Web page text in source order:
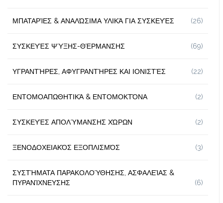
ΜΠΑΤΑΡΊΕΣ & ΑΝΑΛΏΣΙΜΑ ΥΛΙΚΆ ΓΙΑ ΣΥΣΚΕΥΈΣ (26)
ΣΥΣΚΕΥΈΣ ΨΎΞΗΣ-ΘΈΡΜΑΝΣΗΣ (69)
ΥΓΡΑΝΤΉΡΕΣ, ΑΦΥΓΡΑΝΤΉΡΕΣ ΚΑΙ ΙΟΝΙΣΤΈΣ (22)
ΕΝΤΟΜΟΑΠΩΘΗΤΙΚΆ & ΕΝΤΟΜΟΚΤΌΝΑ (2)
ΣΥΣΚΕΥΈΣ ΑΠΟΛΎΜΑΝΣΗΣ ΧΏΡΩΝ (2)
ΞΕΝΟΔΟΧΕΙΑΚΌΣ ΕΞΟΠΛΙΣΜΌΣ (3)
ΣΥΣΤΉΜΑΤΑ ΠΑΡΑΚΟΛΟΎΘΗΣΗΣ, ΑΣΦΑΛΕΊΑΣ &
ΠΥΡΑΝΊΧΝΕΥΣΗΣ
(6)